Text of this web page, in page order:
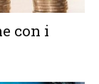
con i